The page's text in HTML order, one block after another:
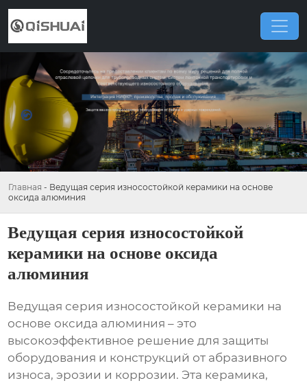
Главная - Ведущая серия износостойкой керамики на основе
оксида алюминия
Ведущая серия износостойкой
керамики на основе оксида
алюминия
Ведущая серия износостойкой керамики на
основе оксида алюминия – это
высокоэффективное решение для защиты
оборудования и конструкций от абразивного
износа, эрозии и коррозии. Эта керамика,